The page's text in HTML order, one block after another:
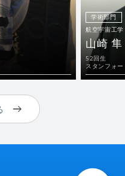
学術部門
航空宇宙工学
山崎 隼
52回生
スタンフォ